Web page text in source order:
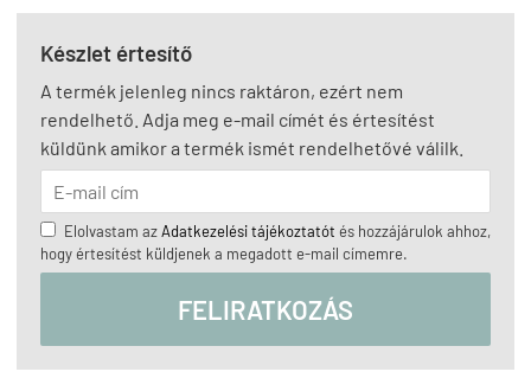
Készlet értesítő
A termék jelenleg nincs raktáron, ezért nem
rendelhető. Adja meg e-mail címét és értesítést
küldünk amikor a termék ismét rendelhetővé válilk.
Elolvastam azAdatkezelési tájékoztatót és hozzájárulok ahhoz,
hogy értesítést küldjenek a megadott e-mail címemre.
FELIRATKOZÁS